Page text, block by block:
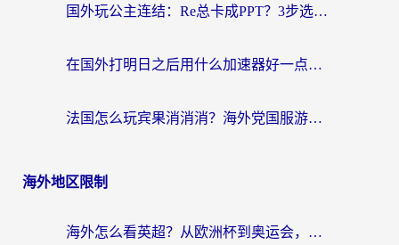
国外玩公主连结：Re总卡成PPT？3步选对加速器，畅玩国服无压力
在国外打明日之后用什么加速器好一点？海外玩家亲测有效的国服游戏加速指南
法国怎么玩宾果消消消？海外党国服游戏加速器终极指南（附漫威召唤与合成解决办法）
海外地区限制
海外怎么看英超？从欧洲杯到奥运会，一份让你不卡壳的中文解说观看指南